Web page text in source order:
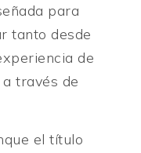
para
tanto desde
de
través de
el título